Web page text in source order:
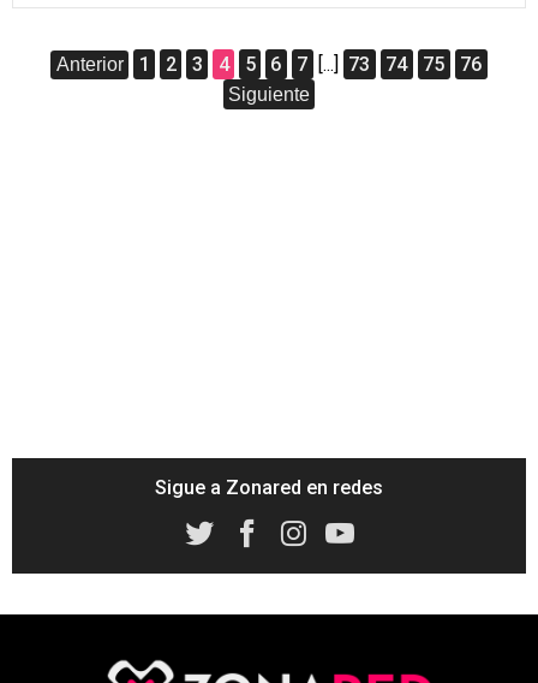
Anterior 1 2 3 4 5 6 7 [...] 73 74 75 76
Siguiente
Sigue a Zonared en redes